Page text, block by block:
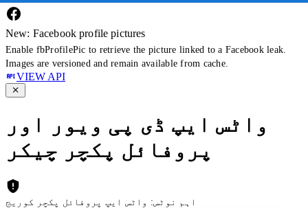
New: Facebook profile pictures
Enable fbProfilePic to retrieve the picture linked to a Facebook leak.
Images are versioned and remain available from cache.
VIEW API
واٹس ایپ ڈی پی ویور اور
پروفائل پکچر چیکر
اہم نوٹس: واٹس ایپ پروفائل پکچر کوریج